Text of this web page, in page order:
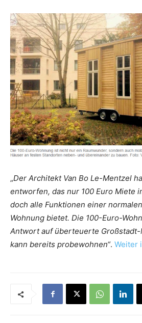
„Der Architekt Van Bo Le-Mentzel
entworfen, das nur 100 Euro Miete
doch alle Funktionen einer
Wohnung bietet. Die 100-Euro-
Antwort auf überteuerte Großstadt-
kann bereits probewohnen“. Weiter